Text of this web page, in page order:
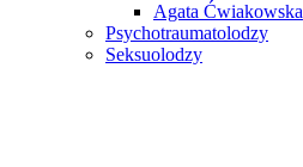
Agata Ćwiakowska
Psychotraumatolodzy
Seksuolodzy